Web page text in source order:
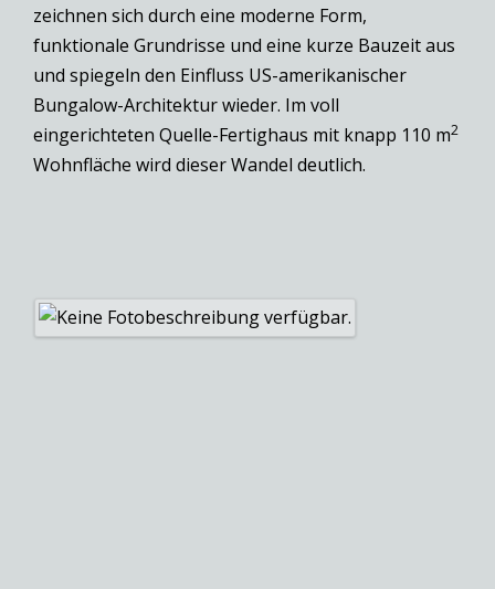
zeichnen sich durch eine moderne Form,
funktionale Grundrisse und eine kurze Bauzeit aus
und spiegeln den Einfluss US-amerikanischer
Bungalow-Architektur wieder. Im voll
eingerichteten Quelle-Fertighaus mit knapp 110 m2
Wohnfläche wird dieser Wandel deutlich.